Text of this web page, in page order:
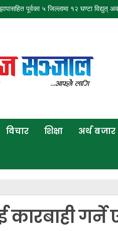
पूर्वका ५ जिल्लामा १२ घण्टा विद्युत्
विचार शिक्षा अर्थ बजार
कारबाही